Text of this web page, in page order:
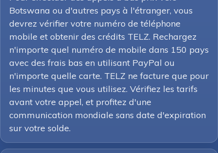
Botswana ou d'autres pays à l'étranger, vous
devrez vérifier votre numéro de téléphone
mobile et obtenir des crédits TELZ. Rechargez
n'importe quel numéro de mobile dans 150 pays
avec des frais bas en utilisant PayPal ou
n'importe quelle carte. TELZ ne facture que pour
les minutes que vous utilisez. Vérifiez les tarifs
avant votre appel, et profitez d'une
communication mondiale sans date d'expiration
sur votre solde.